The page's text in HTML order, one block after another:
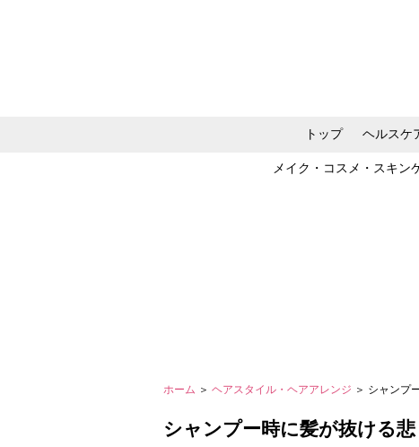
トップ ヘルスケ
メイク・コスメ・スキン
ホーム ＞ ヘアスタイル・ヘアアレンジ ＞ シャンプ
シャンプー時に髪が抜ける